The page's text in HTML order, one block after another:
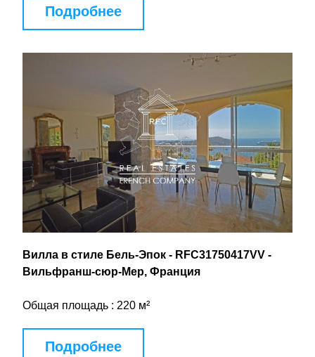
Подробнее
Вилла в стиле Бель-Эпок - RFC31750417VV -
Вильфранш-сюр-Мер, Франция
Общая площадь : 220 м²
Подробнее